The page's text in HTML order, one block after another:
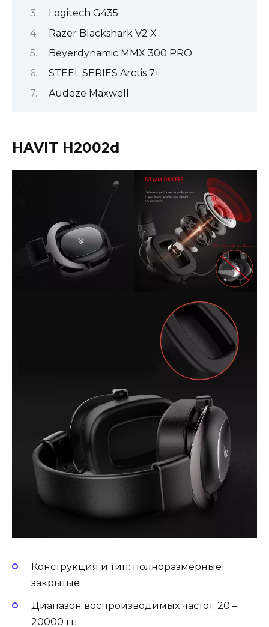
Logitech G435
Razer Blackshark V2 X
Beyerdynamic MMX 300 PRO
STEEL SERIES Arctis 7+
Audeze Maxwell
HAVIT H2002d
Конструкция и тип: полноразмерные
закрытые
Диапазон воспроизводимых частот: 20 –
20000 гц